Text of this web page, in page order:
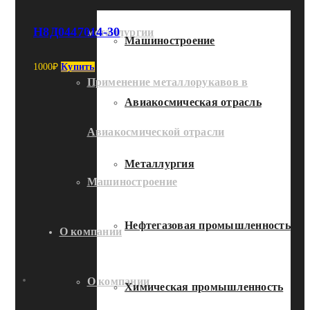
металлургии
Применение металлорукавов в
Авиакосмической отрасли
Машиностроение
О компании
О компании
Машиностроение
Авиакосмическая отрасль
Металлургия
Нефтегазовая промышленность
Химическая промышленность
Н8Д0447014-30
1000₽ Купить